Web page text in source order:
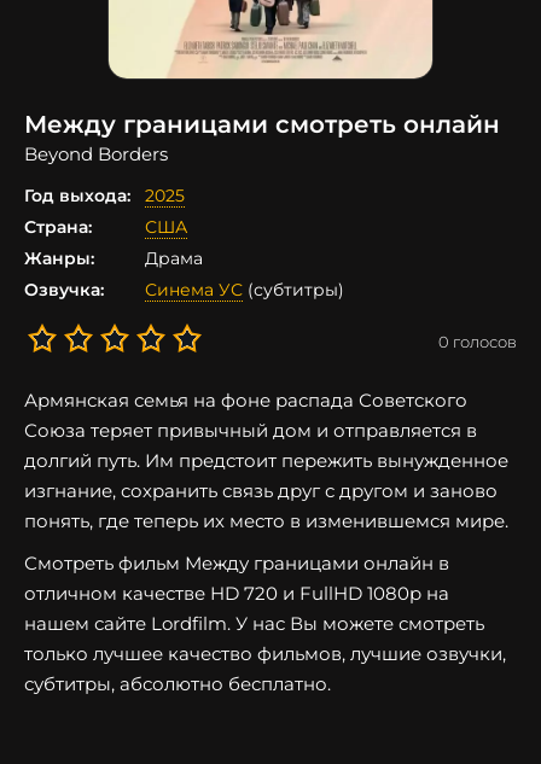
Между границами смотреть онлайн
Beyond Borders
Год выхода:
2025
Страна:
США
Жанры:
Драма
Озвучка:
Синема УС (субтитры)
0 голосов
Армянская семья на фоне распада Советского
Союза теряет привычный дом и отправляется в
долгий путь. Им предстоит пережить вынужденное
изгнание, сохранить связь друг с другом и заново
понять, где теперь их место в изменившемся мире.
Смотреть фильм Между границами онлайн в
отличном качестве HD 720 и FullHD 1080p на
нашем сайте Lordfilm. У нас Вы можете смотреть
только лучшее качество фильмов, лучшие озвучки,
субтитры, абсолютно бесплатно.